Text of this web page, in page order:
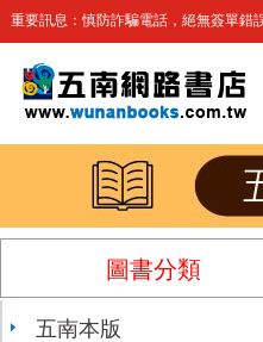
重要訊息：慎防詐騙電話，絕無簽單錯
圖書分類
五南本版